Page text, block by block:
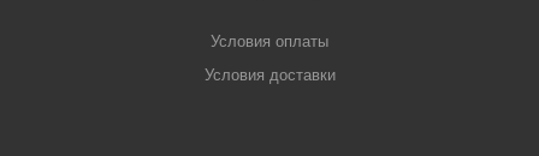
Условия оплаты
Условия доставки